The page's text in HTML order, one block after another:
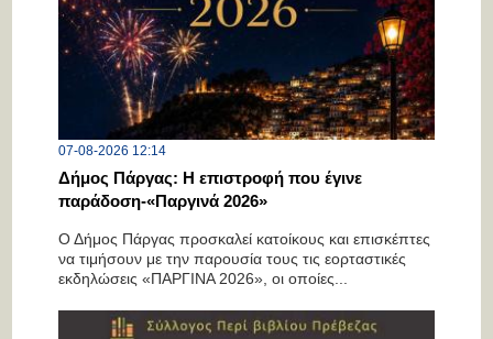
07-08-2026 12:14
Δήμος Πάργας: Η επιστροφή που έγινε
παράδοση-«Παργινά 2026»
Ο Δήμος Πάργας προσκαλεί κατοίκους και επισκέπτες
να τιμήσουν με την παρουσία τους τις εορταστικές
εκδηλώσεις «ΠΑΡΓΙΝΑ 2026», οι οποίες...